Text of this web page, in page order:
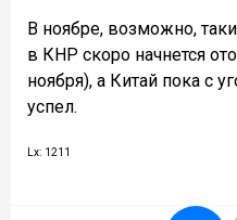
В ноябре, возможно,
в КНР скоро начнется
ноября), а Китай пока с
успел.
Lx: 1211